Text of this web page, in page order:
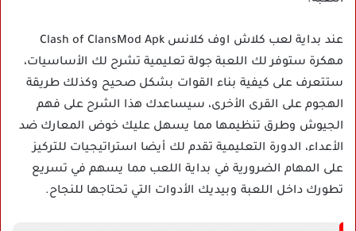
عند بداية لعب كلاش اوف كلانس Clash of ClansMod Apk
مهكرة ستوفر لك اللعبة جولة تعليمية تشرح لك الأساسيات،
ستتعرف على كيفية بناء القوات بشكل صحيح وكذلك طريقة
الهجوم على القرى الأخرى، سيساعدك هذا الشرح على فهم
الجيوش وطرق تنظيمها مما يسهل عليك خوض المعارك ضد
الأعداء، الدورة التعليمية تقدم لك أيضا استراتيجيات للتركيز
على المهام الضرورية في بداية اللعب مما يسهم في تسريع
تطورك داخل اللعبة وبيديك الأدوات التي تحتاجها للنجاح.